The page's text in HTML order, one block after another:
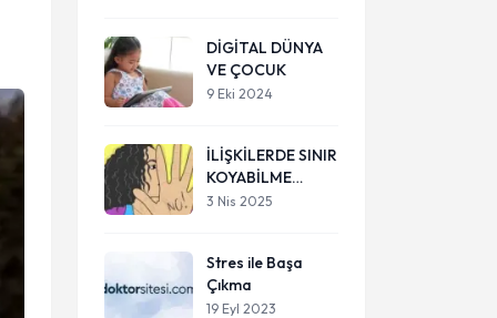
DİGİTAL DÜNYA
VE ÇOCUK
9 Eki 2024
İLİŞKİLERDE SINIR
KOYABİLME
BECERİSİ
3 Nis 2025
Stres ile Başa
Çıkma
19 Eyl 2023